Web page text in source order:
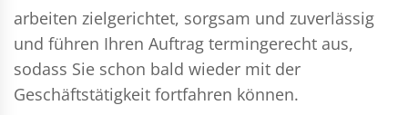
arbeiten zielgerichtet, sorgsam und zuverlässig
und führen Ihren Auftrag termingerecht aus,
sodass Sie schon bald wieder mit der
Geschäftstätigkeit fortfahren können.